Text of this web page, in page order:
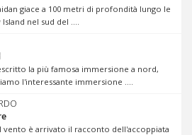
giace a 100 metri di profondità lungo le
nel sud del ....
la più famosa immersione a nord,
l'interessante immersione ....
vento è arrivato il racconto dell'accoppiata